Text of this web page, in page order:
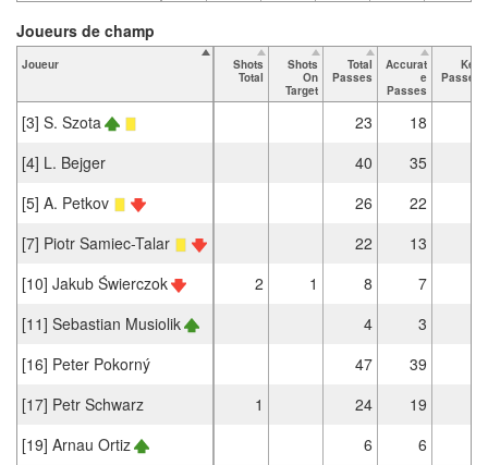
Joueur
Shots
Total
Shots
On
Target
Total
Passes
Accurat
e
Passes
Key
Passes
[3] S. Szota 23 18
[4] L. Bejger
40
35
[5] A. Petkov
26
22
[7] Piotr Samiec-Talar
22 13
[10] Jakub Świerczok
2 1 8 7
[11] Sebastian Musiolik
4
3
[16] Peter Pokorný
47
39
[17] Petr Schwarz
1 24 19
[19] Arnau Ortiz
6
6
Joueurs de champ